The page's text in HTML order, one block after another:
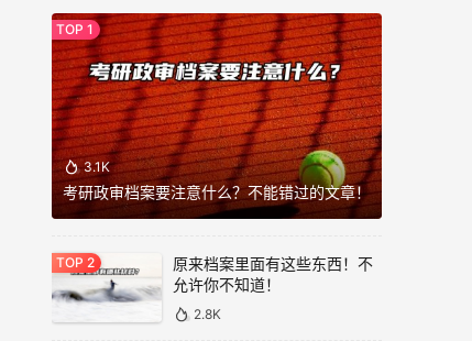
3.1K
考研政审档案要注意什么？不能错过的文章！
原来档案里面有这些东西！不
允许你不知道！
2.8K